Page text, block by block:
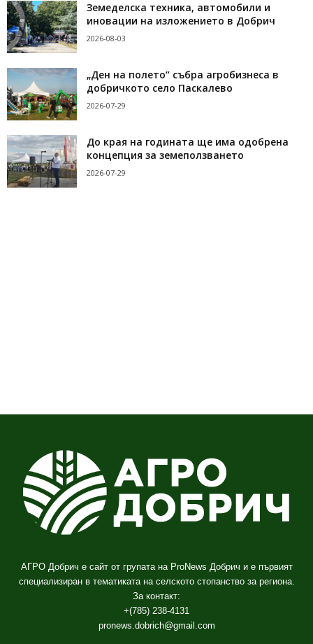
Земеделска техника, автомобили и
иновации на изложението в Добрич
2026-08-03
„Ден на полето“ събра агробизнеса в
добричкото село Паскалево
2026-07-29
До края на годината ще има одобрена
концепция за земеползването
2026-07-29
АГРО Добрич е сайт от групата на ProNews Добрич и е първият
специализиран в тематиката на селското стопанство за региона.
За контакт:
+(785) 238-4131
pronews.dobrich@gmail.com